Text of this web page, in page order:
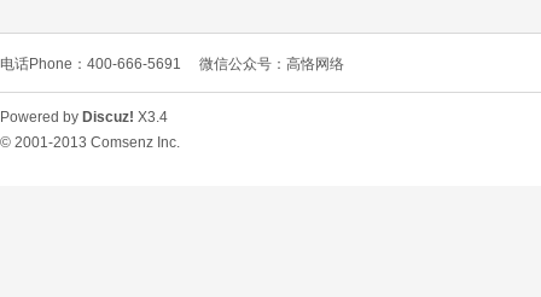
电话Phone：400-666-5691 微信公众号：高恪网络
Powered by Discuz! X3.4
© 2001-2013 Comsenz Inc.